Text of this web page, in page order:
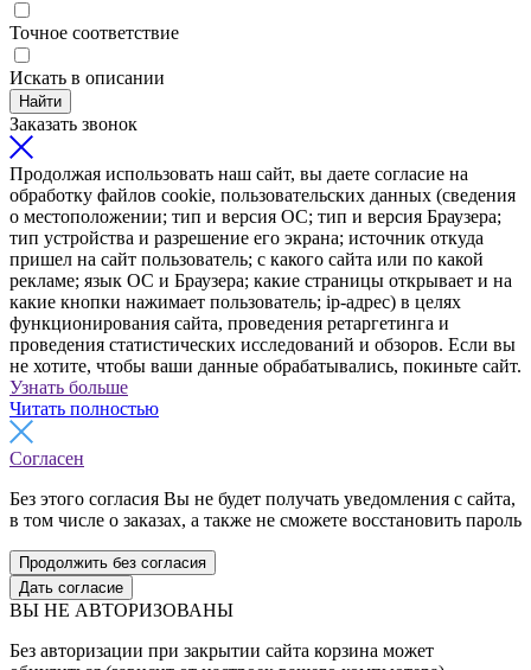
Точное соответствие
Искать в описании
Найти
Заказать звонок
Продолжая использовать наш сайт, вы даете согласие на
обработку файлов cookie, пользовательских данных (сведения
о местоположении; тип и версия ОС; тип и версия Браузера;
тип устройства и разрешение его экрана; источник откуда
пришел на сайт пользователь; с какого сайта или по какой
рекламе; язык ОС и Браузера; какие страницы открывает и на
какие кнопки нажимает пользователь; ip-адрес) в целях
функционирования сайта, проведения ретаргетинга и
проведения статистических исследований и обзоров. Если вы
не хотите, чтобы ваши данные обрабатывались, покиньте сайт.
Узнать больше
Читать полностью
Согласен
Без этого согласия Вы не будет получать уведомления с сайта,
в том числе о заказах, а также не сможете восстановить пароль
Продолжить без согласия
Дать согласие
ВЫ НЕ АВТОРИЗОВАНЫ
Без авторизации при закрытии сайта корзина может